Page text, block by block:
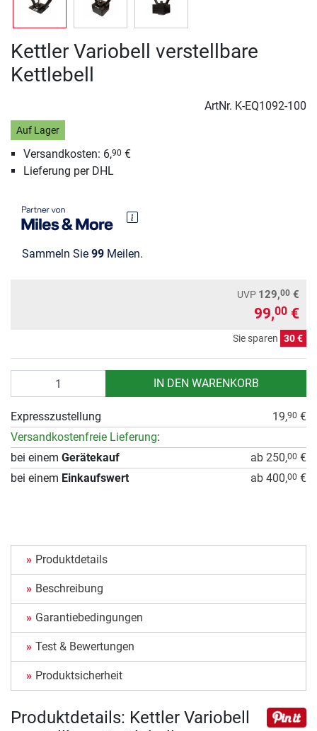
Kettler Variobell verstellbare
Kettlebell
ArtNr. K-EQ1092-100
Auf Lager
Versandkosten: 6,90 €
Lieferung per DHL
Sammeln Sie 99 Meilen.
UVP 129,00 €
99,00 €
Sie sparen 30 €
IN DEN WARENKORB
Expresszustellung 19,90 €
Versandkostenfreie Lieferung:
bei einem Gerätekauf ab 250,00 €
bei einem Einkaufswert ab 400,00 €
Produktdetails
Beschreibung
Garantiebedingungen
Test & Bewertungen
Produktsicherheit
Produktdetails: Kettler Variobell